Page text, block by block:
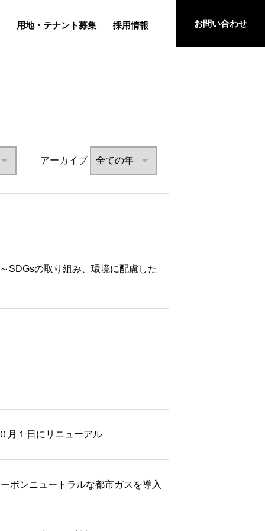
用地・テナント募集 採用情報 お問い合わせ
アーカイブ
SDGsの取り組み、環境に配慮した
月１日にリニューアル
ボンニュートラルな都市ガスを導入